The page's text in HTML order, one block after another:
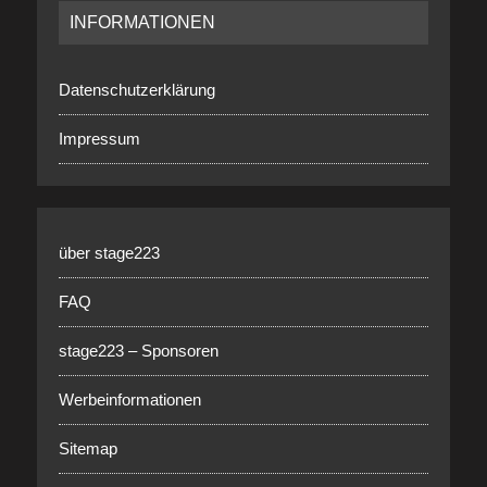
INFORMATIONEN
Datenschutzerklärung
Impressum
über stage223
FAQ
stage223 – Sponsoren
Werbeinformationen
Sitemap